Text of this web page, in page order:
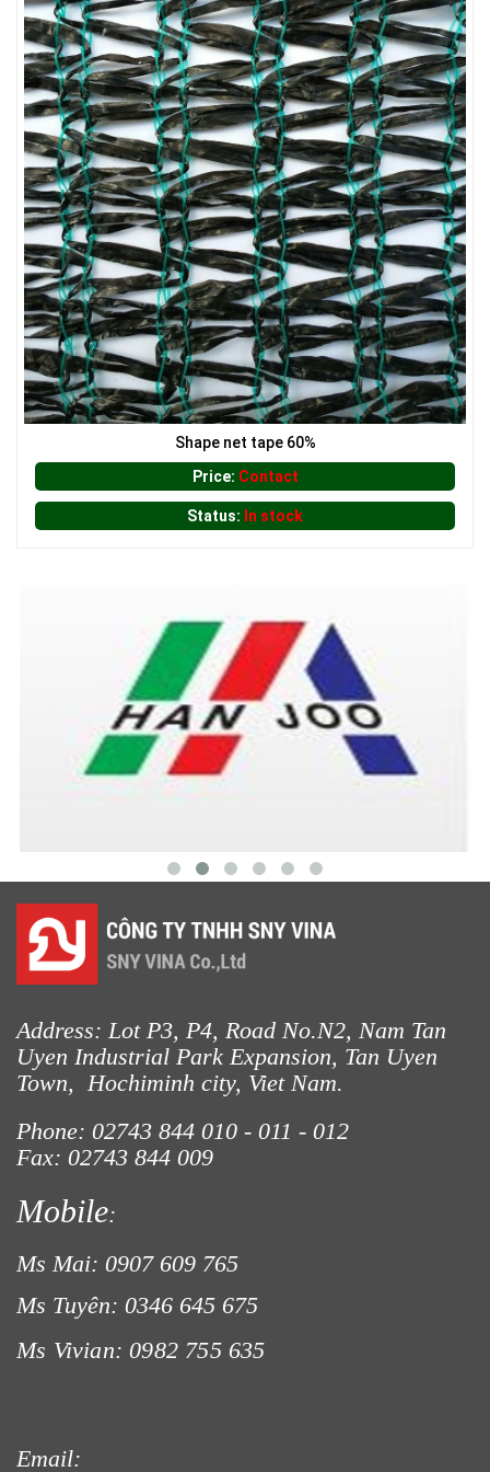
Shape net tape 60%
Price: Contact
Status: In stock
Address: Lot P3, P4, Road No.N2, Nam Tan
Uyen Industrial Park Expansion, Tan Uyen
Town, Hochiminh city, Viet Nam.
Phone: 02743 844 010 - 011 - 012
Fax: 02743 844 009
Mobile:
Ms Mai: 0907 609 765
Ms Tuyên: 0346 645 675
Ms Vivian: 0982 755 635
Email: